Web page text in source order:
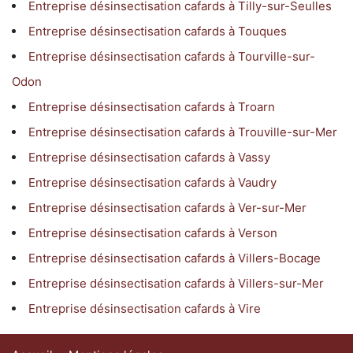
Entreprise désinsectisation cafards à Tilly-sur-Seulles
Entreprise désinsectisation cafards à Touques
Entreprise désinsectisation cafards à Tourville-sur-
Odon
Entreprise désinsectisation cafards à Troarn
Entreprise désinsectisation cafards à Trouville-sur-Mer
Entreprise désinsectisation cafards à Vassy
Entreprise désinsectisation cafards à Vaudry
Entreprise désinsectisation cafards à Ver-sur-Mer
Entreprise désinsectisation cafards à Verson
Entreprise désinsectisation cafards à Villers-Bocage
Entreprise désinsectisation cafards à Villers-sur-Mer
Entreprise désinsectisation cafards à Vire